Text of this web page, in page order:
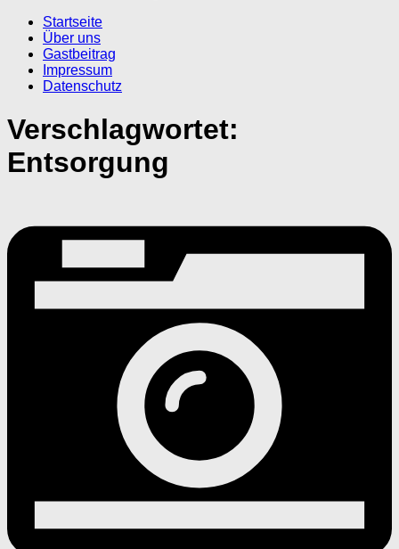
Startseite
Über uns
Gastbeitrag
Impressum
Datenschutz
Verschlagwortet:
Entsorgung